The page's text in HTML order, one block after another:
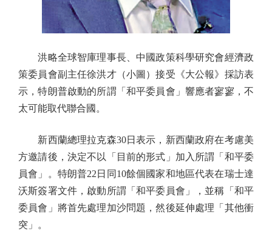
洪略全球智庫理事長、中國政策科學研究會經濟政
策委員會副主任徐洪才（小圖）接受《大公報》採訪表
示，特朗普啟動的所謂「和平委員會」響應者寥寥，不
太可能取代聯合國。
新西蘭總理拉克森30日表示，新西蘭政府在考慮美
方邀請後，決定不以「目前的形式」加入所謂「和平委
員會」。特朗普22日同10餘個國家和地區代表在瑞士達
沃斯簽署文件，啟動所謂「和平委員會」，並稱「和平
委員會」將首先處理加沙問題，然後延伸處理「其他衝
突」。